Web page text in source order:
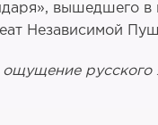
вышедшего
Независимой